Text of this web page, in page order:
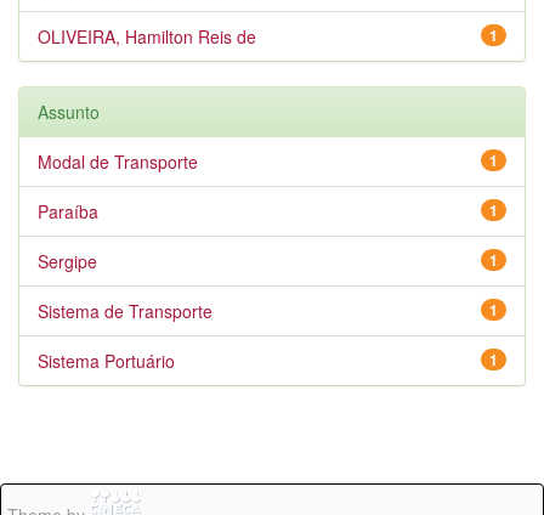
1
OLIVEIRA, Hamilton Reis de
Assunto
1
Modal de Transporte
1
Paraíba
1
Sergipe
1
Sistema de Transporte
1
Sistema Portuário